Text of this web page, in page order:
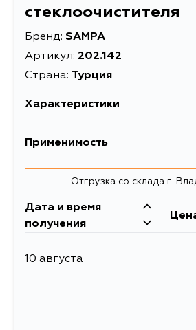
стеклоочистителя
Бренд: SAMPA
Артикул: 202.142
Страна: Турция
Характеристики
EAN-13
Применимость
Mercedes-Benz
Кузов
204.223, 204.023, СЕДАН E,
КУПЕ GLE, 292.323, 166.823,
166.024, 166.824, 166.023, 204.225,
Отгрузка со склада г.
Дата и время
получения
10 августа